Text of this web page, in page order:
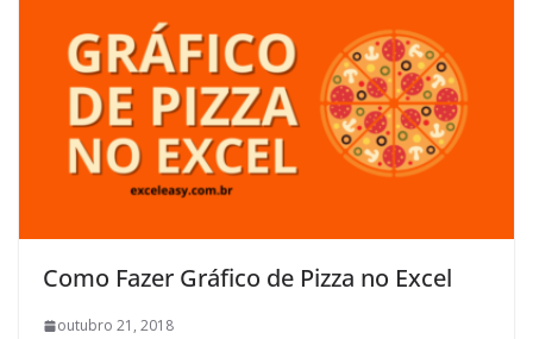
Como Fazer Gráfico de Pizza no Excel
outubro 21, 2018